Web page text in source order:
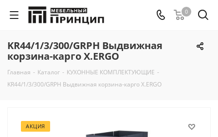
0
KR44/1/3/300/GRPH Выдвижная
корзина-карго X.ERGO
Главная - Каталог - КУХОННЫЕ КОМПЛЕКТУЮЩИЕ -
KR44/1/3/300/GRPH Выдвижная корзина-карго X.ERGO
АКЦИЯ